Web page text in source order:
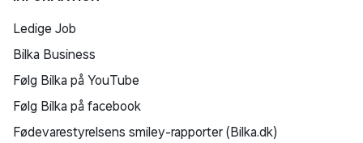
Ledige Job
Bilka Business
Følg Bilka på YouTube
Følg Bilka på facebook
Fødevarestyrelsens smiley-rapporter (Bilka.dk)